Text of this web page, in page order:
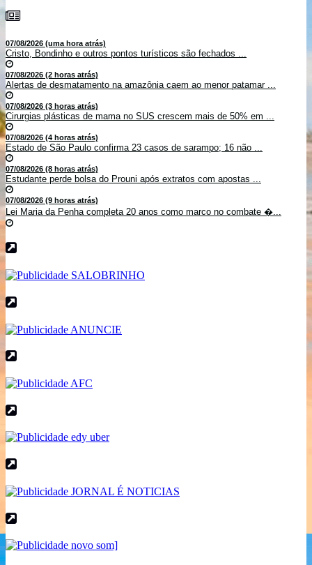
07/08/2026 (uma hora atrás)
Cristo, Bondinho e outros pontos turísticos são fechados ...
07/08/2026 (2 horas atrás)
Alertas de desmatamento na amazônia caem ao menor patamar ...
07/08/2026 (3 horas atrás)
Cirurgias plásticas de mama no SUS crescem mais de 50% em ...
07/08/2026 (4 horas atrás)
Estado de São Paulo confirma 23 casos de sarampo; 16 não ...
07/08/2026 (8 horas atrás)
Estudante perde bolsa do Prouni após extratos com apostas ...
07/08/2026 (9 horas atrás)
Lei Maria da Penha completa 20 anos como marco no combate �...